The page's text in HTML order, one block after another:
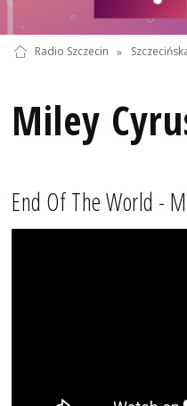
Radio Szczecin »
Miley
End Of The World -